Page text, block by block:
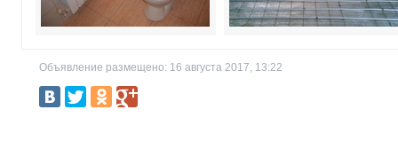
Объявление размещено: 16 августа 2017, 13:22